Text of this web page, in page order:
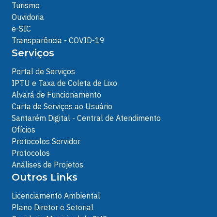
Turismo
Ouvidoria
e-SIC
Transparência - COVID-19
Serviços
Portal de Serviços
IPTU e Taxa de Coleta de Lixo
Alvará de Funcionamento
Carta de Serviços ao Usuário
Santarém Digital - Central de Atendimento
Ofícios
Protocolos Servidor
Protocolos
Análises de Projetos
Outros Links
Licenciamento Ambiental
Plano Diretor e Setorial